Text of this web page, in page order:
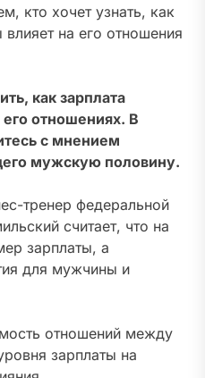
кто хочет узнать, как
на его отношения
как зарплата
отношениях. В
с мнением
мужскую половину.
тренер федеральной
считает, что на
зарплаты, а
для мужчины и
отношений между
зарплаты на